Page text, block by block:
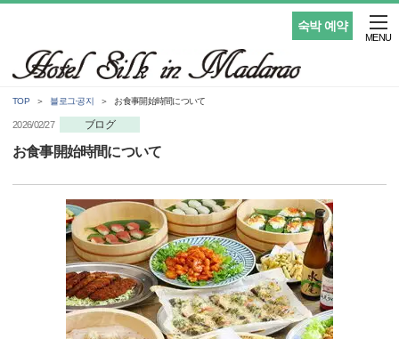
숙박 예약
MENU
TOP 블로그·공지 お食事開始時間について
2026/02/27 ブログ
お食事開始時間について